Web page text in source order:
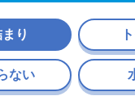
まり
ない